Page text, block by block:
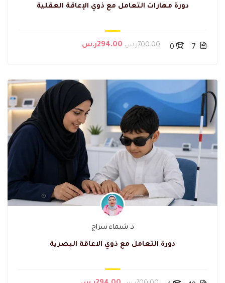
دورة مهارات التعامل مع ذوي الإعاقة العقلية
7
0 700.00ر.س 294.00ر.س
د. شيماء سراج
دورة التعامل مع ذوي الاعاقة البصرية